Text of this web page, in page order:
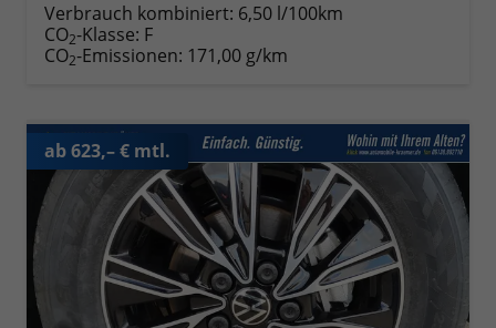
Verbrauch kombiniert: 6,50 l/100km
CO2-Klasse: F
CO2-Emissionen: 171,00 g/km
ab 623,– € mtl.